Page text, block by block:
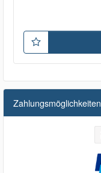
Zahlungsmöglichkeiten